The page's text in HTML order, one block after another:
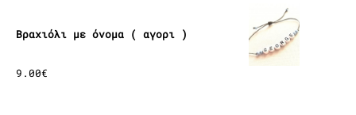
Βραχιόλι με όνομα ( αγορι )
9.00€